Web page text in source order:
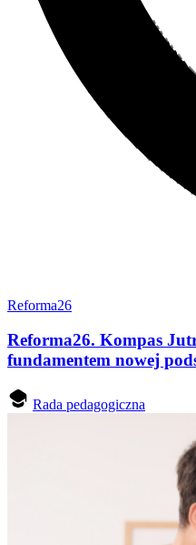
Reforma26
Reforma26. Kompas
fundamentem nowej
Rada pedagogiczna